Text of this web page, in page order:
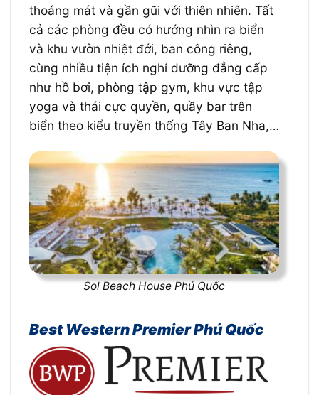
thoáng mát và gần gũi với thiên nhiên. Tất
cả các phòng đều có hướng nhìn ra biển
và khu vườn nhiệt đới, ban công riêng,
cùng nhiều tiện ích nghỉ dưỡng đẳng cấp
như hồ bơi, phòng tập gym, khu vực tập
yoga và thái cực quyền, quầy bar trên
biển theo kiểu truyền thống Tây Ban Nha,…
Sol Beach House Phú Quốc
Best Western Premier Phú Quốc